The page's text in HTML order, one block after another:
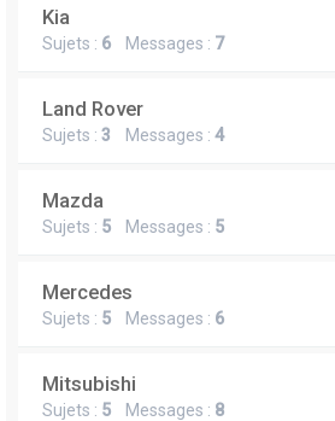
Kia
Sujets : 6 Messages : 7
Land Rover
Sujets : 3 Messages : 4
Mazda
Sujets : 5 Messages : 5
Mercedes
Sujets : 5 Messages : 6
Mitsubishi
Sujets : 5 Messages : 8